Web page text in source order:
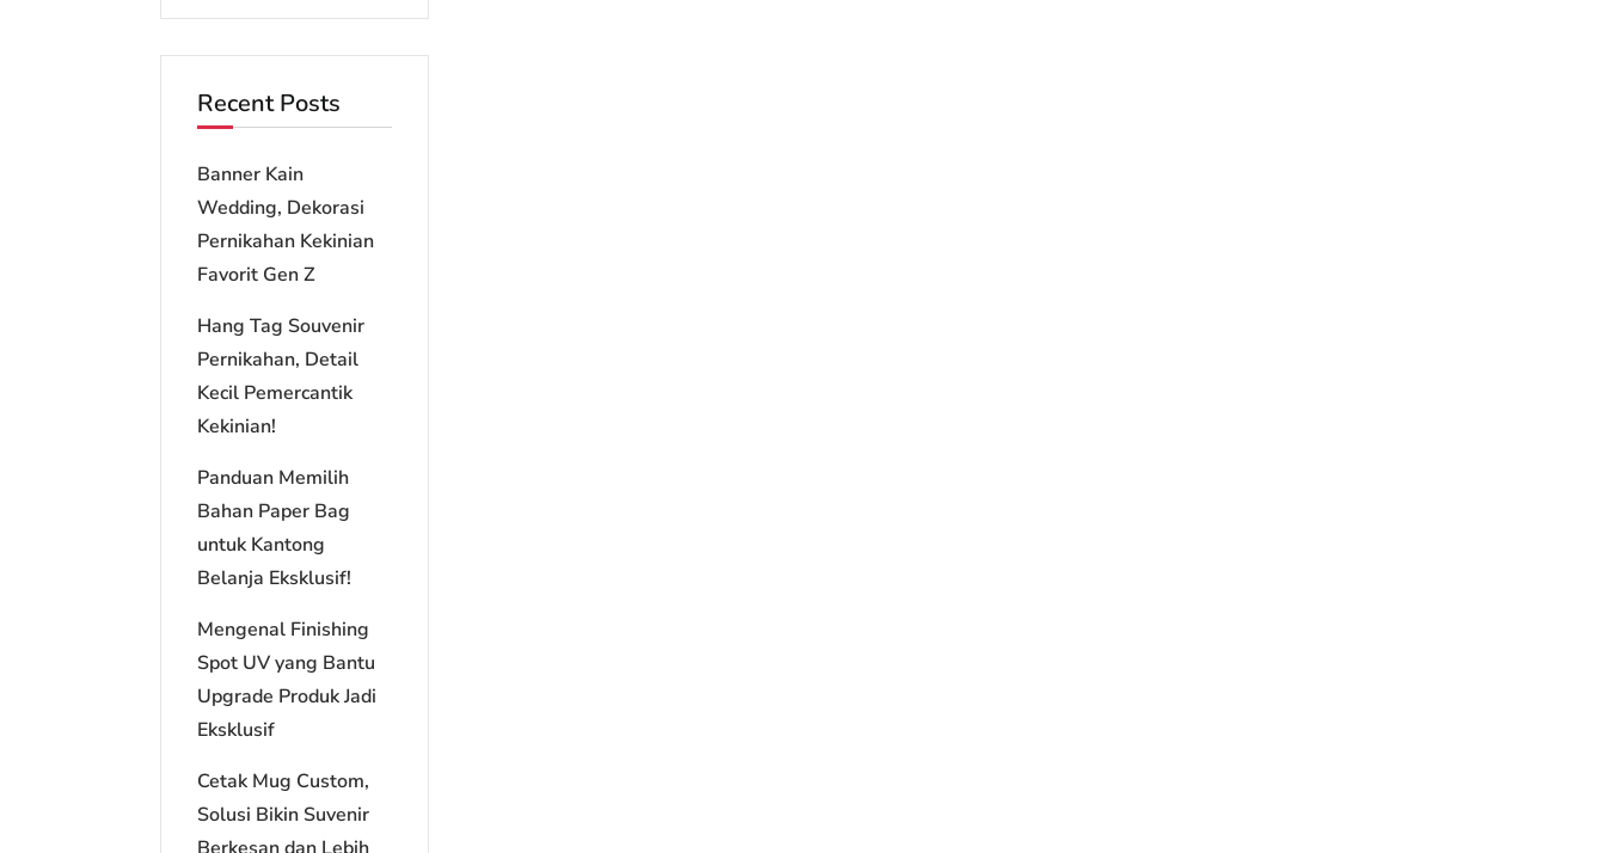
Recent Posts
Banner Kain
Wedding, Dekorasi
Pernikahan Kekinian
Favorit Gen Z
Hang Tag Souvenir
Pernikahan, Detail
Kecil Pemercantik
Kekinian!
Panduan Memilih
Bahan Paper Bag
untuk Kantong
Belanja Eksklusif!
Mengenal Finishing
Spot UV yang Bantu
Upgrade Produk Jadi
Eksklusif
Cetak Mug Custom,
Solusi Bikin Suvenir